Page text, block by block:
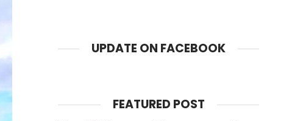
UPDATE ON FACEBOOK
FEATURED POST